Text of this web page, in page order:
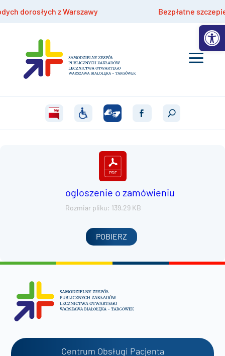
dorosłych z Warszawy Bezpłatne
ogloszenie o zamówieniu
Rozmiar pliku: 139.29 KB
POBIERZ
Centrum Obsługi Pacjenta